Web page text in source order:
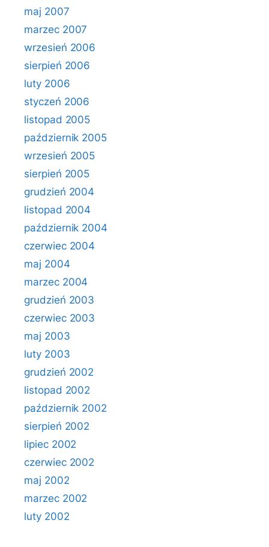
maj 2007
marzec 2007
wrzesień 2006
sierpień 2006
luty 2006
styczeń 2006
listopad 2005
październik 2005
wrzesień 2005
sierpień 2005
grudzień 2004
listopad 2004
październik 2004
czerwiec 2004
maj 2004
marzec 2004
grudzień 2003
czerwiec 2003
maj 2003
luty 2003
grudzień 2002
listopad 2002
październik 2002
sierpień 2002
lipiec 2002
czerwiec 2002
maj 2002
marzec 2002
luty 2002